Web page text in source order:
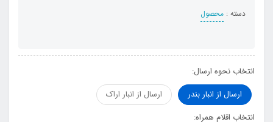
دسته : محصول
انتخاب نحوه ارسال:
ارسال از انبار بندر
ارسال از انبار اراک
انتخاب اقلام همراه: